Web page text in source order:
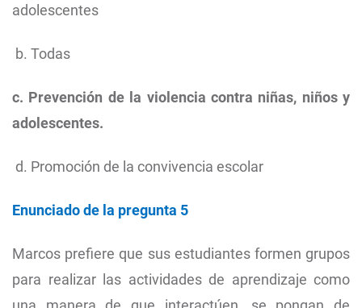
adolescentes
b. Todas
c. Prevención de la violencia contra niñas, niños y
adolescentes.
d. Promoción de la convivencia escolar
Enunciado de la pregunta 5
Marcos prefiere que sus estudiantes formen grupos
para realizar las actividades de aprendizaje como